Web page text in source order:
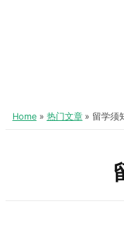
Home 热门文章 留学须